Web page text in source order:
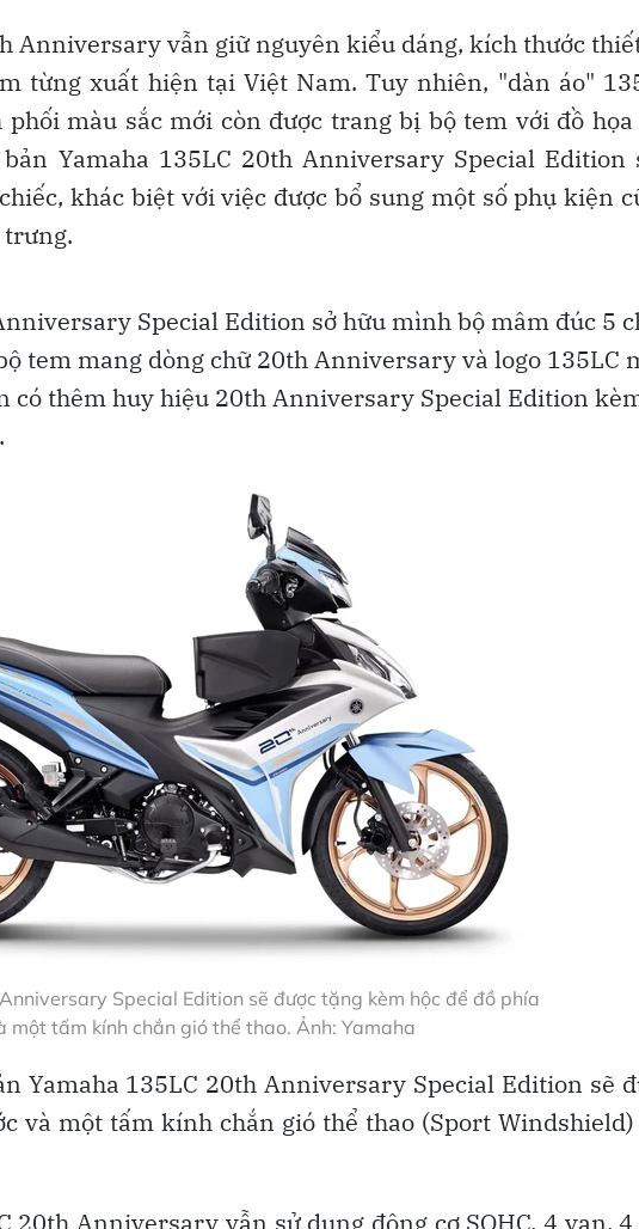
Anniversary vẫn giữ nguyên kiểu dáng, kích thước
từng xuất hiện tại Việt Nam. Tuy nhiên, "dàn áo"
màu sắc mới còn được trang bị bộ tem với đồ
Yamaha 135LC 20th Anniversary Special Edition
khác biệt với việc được bổ sung một số phụ kiện
trưng.
Special Edition sở hữu mình bộ mâm đúc 5
tem mang dòng chữ 20th Anniversary và logo 135LC
có thêm huy hiệu 20th Anniversary Special Edition
Special Edition sẽ được tặng kèm hộc để đồ phía
một tấm kính chắn gió thể thao. Ảnh: Yamaha
Yamaha 135LC 20th Anniversary Special Edition sẽ
và một tấm kính chắn gió thể thao (Sport
20th Anniversary vẫn sử dụng động cơ SOHC, 4 van,